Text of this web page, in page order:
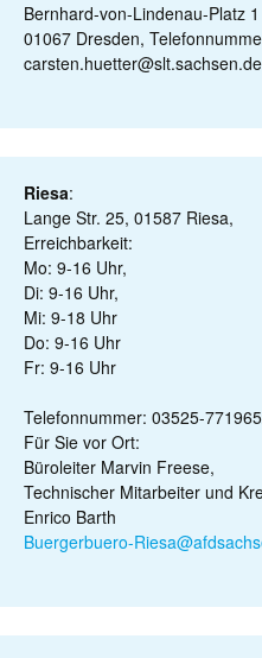
Bernhard-von-Lindenau-Platz 1
01067 Dresden,
carsten.huetter@slt.sachsen.de
Riesa:
Lange Str. 25, 01587 Riesa,
Erreichbarkeit:
Mo: 9-16 Uhr,
Di: 9-16 Uhr,
Mi: 9-18 Uhr
Do: 9-16 Uhr
Fr: 9-16 Uhr
Telefonnummer: 03525-
Für Sie vor Ort:
Büroleiter Marvin Freese,
Technischer Mitarbeiter und
Enrico Barth
Buergerbuero-